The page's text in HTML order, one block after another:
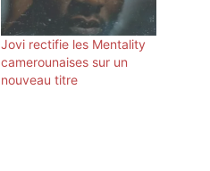
Jovi rectifie les Mentality
camerounaises sur un
nouveau titre